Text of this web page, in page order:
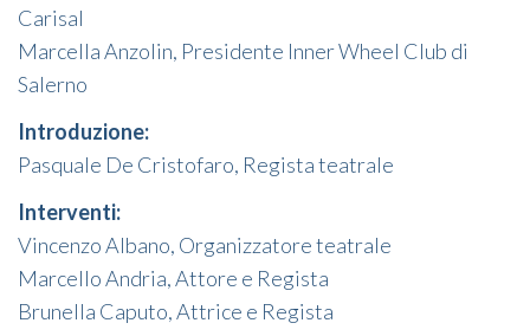
Carisal
Marcella Anzolin, Presidente Inner Wheel Club di
Salerno
Introduzione:
Pasquale De Cristofaro, Regista teatrale
Interventi:
Vincenzo Albano, Organizzatore teatrale
Marcello Andria, Attore e Regista
Brunella Caputo, Attrice e Regista